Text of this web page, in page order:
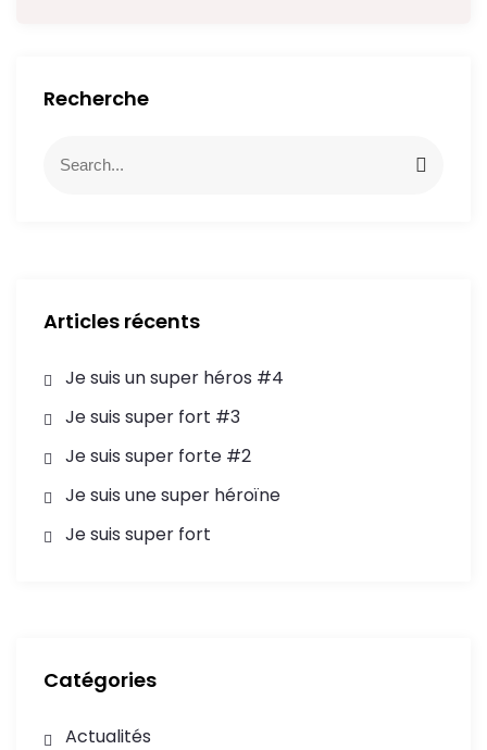
Recherche
Articles récents
Je suis un super héros #4
Je suis super fort #3
Je suis super forte #2
Je suis une super héroïne
Je suis super fort
Catégories
Actualités